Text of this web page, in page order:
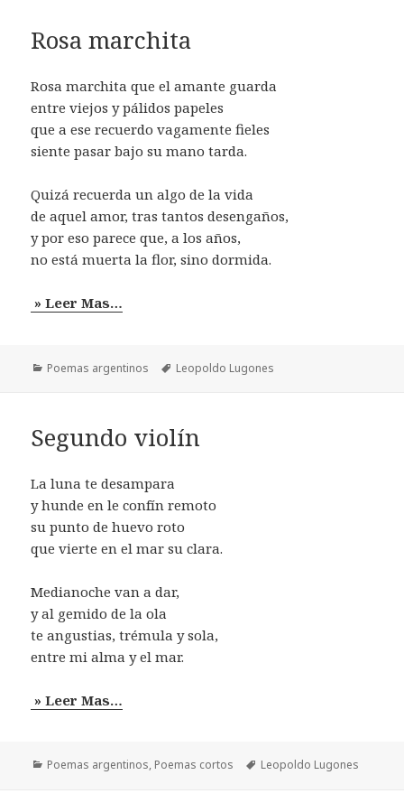
Rosa marchita
Rosa marchita que el amante guarda
entre viejos y pálidos papeles
que a ese recuerdo vagamente fieles
siente pasar bajo su mano tarda.
Quizá recuerda un algo de la vida
de aquel amor, tras tantos desengaños,
y por eso parece que, a los años,
no está muerta la flor, sino dormida.
» Leer Mas…
Categorías
Poemas argentinos Etiquetas
Leopoldo Lugones
Segundo violín
La luna te desampara
y hunde en le confín remoto
su punto de huevo roto
que vierte en el mar su clara.
Medianoche van a dar,
y al gemido de la ola
te angustias, trémula y sola,
entre mi alma y el mar.
» Leer Mas…
Categorías
Poemas argentinos, Poemas cortos Etiquetas
Leopoldo Lugones